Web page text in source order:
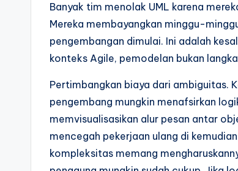
Banyak tim menolak UML karena
Mereka membayangkan minggu-
pengembangan dimulai. Ini adalah
konteks Agile, pemodelan bukan
Pertimbangkan biaya dari ambiguitas.
pengembang mungkin menafsirkan
memvisualisasikan alur pesan antar
mencegah pekerjaan ulang di
kompleksitas memang